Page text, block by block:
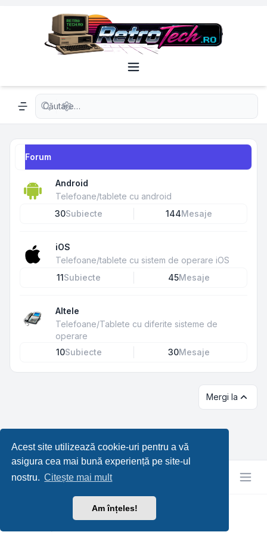
Acest site utilizează cookie-uri pentru a vă
asigura cea mai bună experiență pe site-ul
nostru. Citește mai mult
Am înțeles!
Navigation menu
Căutare avansată
Forum
Android
Telefoane/tablete cu android
30Subiecte 144Mesaje
iOS
Telefoane/tablete cu sistem de operare iOS
11Subiecte 45Mesaje
Altele
Telefoane/Tablete cu diferite sisteme de
operare
10Subiecte 30Mesaje
Mergi la